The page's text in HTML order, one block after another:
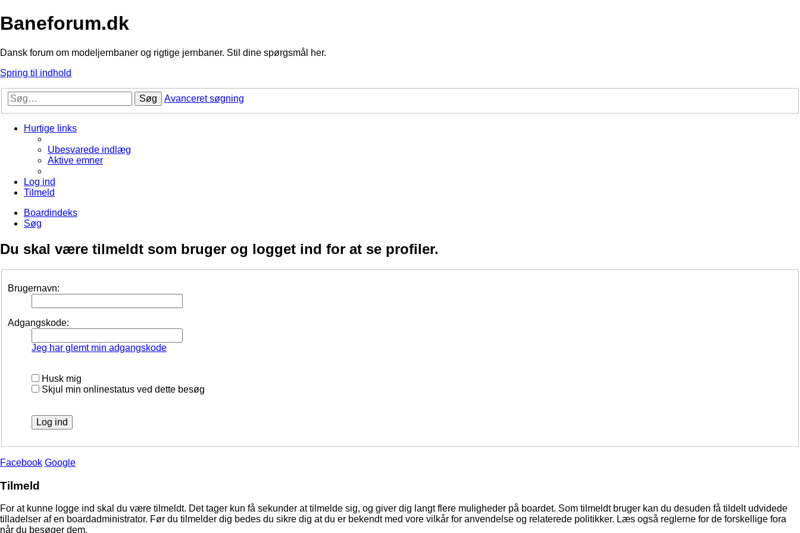
Baneforum.dk
Dansk forum om modeljernbaner og rigtige jernbaner. Stil dine spørgsmål her.
Spring til indhold
Søg Avanceret søgning
Hurtige links
Ubesvarede indlæg
Aktive emner
Log ind
Tilmeld
Boardindeks
Søg
Du skal være tilmeldt som bruger og logget ind for at se profiler.
Brugernavn:
Adgangskode:
Jeg har glemt min adgangskode
Husk mig
Skjul min onlinestatus ved dette besøg
Facebook Google
Tilmeld
For at kunne logge ind skal du være tilmeldt. Det tager kun få sekunder at tilmelde sig, og giver dig langt flere muligheder på boardet. Som tilmeldt bruger kan du desuden få tildelt udvidede
tilladelser af en boardadministrator. Før du tilmelder dig bedes du sikre dig at du er bekendt med vore vilkår for anvendelse og relaterede politikker. Læs også reglerne for de forskellige fora
når du besøger dem.